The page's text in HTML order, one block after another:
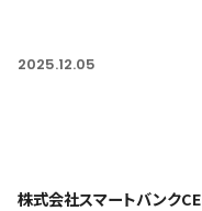
2025.12.05
株式会社スマートバンク